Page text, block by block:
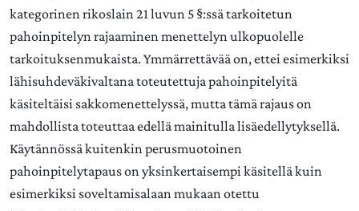
kategorinen rikoslain 21 luvun 5 §:ssä tarkoitetun
pahoinpitelyn rajaaminen menettelyn ulkopuolelle
tarkoituksenmukaista. Ymmärrettävää on, ettei esimerkiksi
lähisuhdeväkivaltana toteutettuja pahoinpitelyitä
käsiteltäisi sakkomenettelyssä, mutta tämä rajaus on
mahdollista toteuttaa edellä mainitulla lisäedellytyksellä.
Käytännössä kuitenkin perusmuotoinen
pahoinpitelytapaus on yksinkertaisempi käsitellä kuin
esimerkiksi soveltamisalaan mukaan otettu